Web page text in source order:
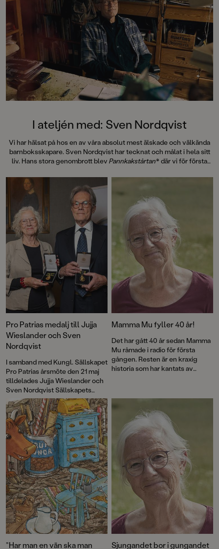
I ateljén med: Sven Nordqvist
Vi har hälsat på hos en av våra absolut mest älskade och välkända
barnboksskapare. Sven Nordqvist har tecknat och målat i hela sitt
liv. Hans stora genombrott blev Pannkakstårtan* där vi för första
Mamma Mu och Kråkanav Jujja och Tomas Wieslander årets
julkalender i radio. Det var Sven som ritade papperskalendern, en
fantasiväckande bild på Kråkans bo. Här inleddes ett samarbete
som skrivit in sig som ett av barnlitteraturens främsta och mest
självklara. I år uppmärksammades Sven och Jujja med en kunglig
medalj!
Pro Patrias medalj till Jujja
Wieslander och Sven
Nordqvist
I samband med Kungl. Sällskapet
Pro Patrias årsmöte den 21 maj
tilldelades Jujja Wieslander och
Sven Nordqvist Sällskapets
guldmedalj För medborgerliga
förtjänster i 8:e storleken.
Mamma Mu fyller 40 år!
Det har gått 40 år sedan Mamma
Mu råmade i radio för första
gången. Resten är en kraxig
historia som har kantats av
jubileet med en ny pekbok:
Kråkans kläder.
”Har man en vän ska man
Sjungandet bor i gungandet